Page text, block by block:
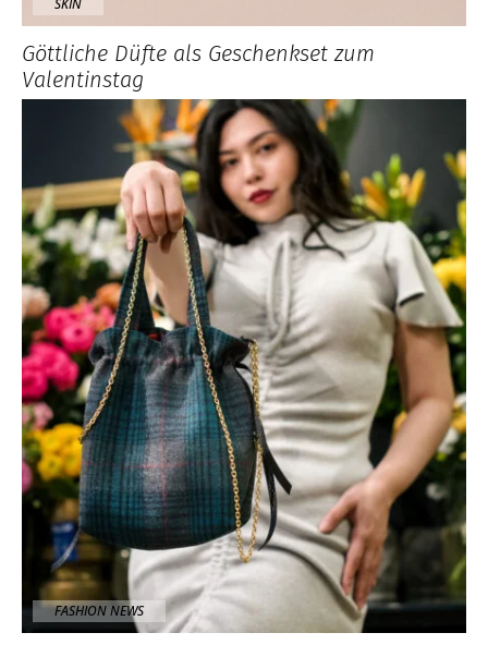
SKIN
Göttliche Düfte als Geschenkset zum
Valentinstag
FASHION NEWS